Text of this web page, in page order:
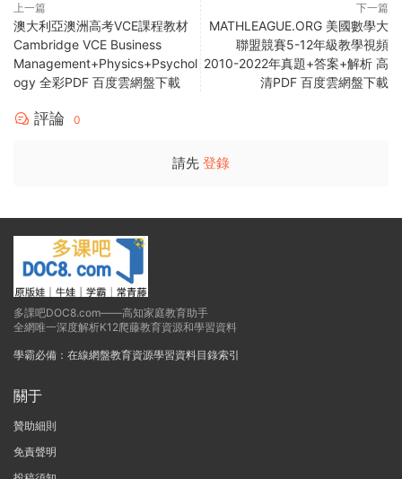
上一篇
澳大利亞澳洲高考VCE課程教材
Cambridge VCE Business
Management+Physics+Psychol
ogy 全彩PDF 百度雲網盤下載
下一篇
MATHLEAGUE.ORG 美國數學大
聯盟競賽5-12年級教學視頻
2010-2022年真題+答案+解析 高
清PDF 百度雲網盤下載
評論 0
請先 登錄
多課吧DOC8.com——高知家庭教育助手
全網唯一深度解析K12爬藤教育資源和學習資料
學霸必備：在線網盤教育資源學習資料目錄索引
關于
贊助細則
免責聲明